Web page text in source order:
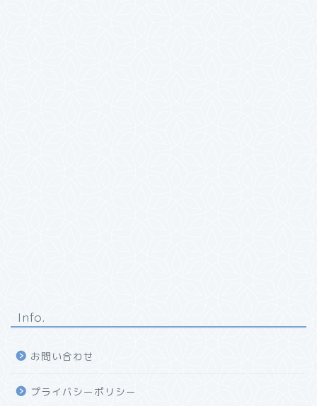
Info.
お問い合わせ
プライバシーポリシー